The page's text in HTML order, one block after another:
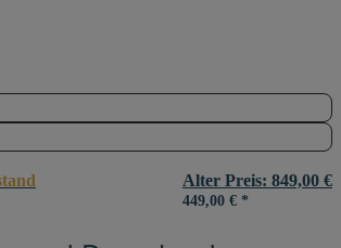
Alter Preis: 849,00 €
449,00 € *